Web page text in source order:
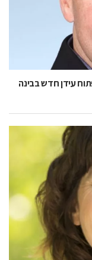
עידן חדש בבינה